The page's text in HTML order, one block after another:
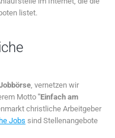
listet.
, vernetzen wir
Motto "Einfach am
christliche Arbeitgeber
Jobs sind Stellenangebote